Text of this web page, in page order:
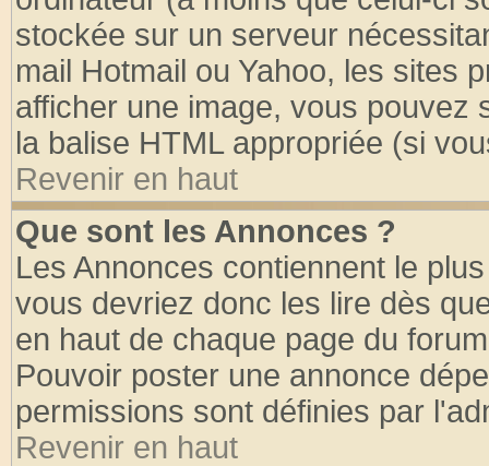
stockée sur un serveur
mail Hotmail ou Yahoo, les sites
afficher une image, vous pouvez
la balise HTML appropriée (si
Revenir en haut
Que sont les Annonces ?
Les Annonces contiennent le
vous devriez donc les lire dès
en haut de chaque page du
Pouvoir poster une annonce
permissions sont définies par
Revenir en haut